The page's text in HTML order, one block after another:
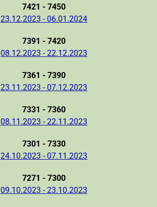
7421 - 7450
23.12.2023 - 06.01.2024
7391 - 7420
08.12.2023 - 22.12.2023
7361 - 7390
23.11.2023 - 07.12.2023
7331 - 7360
08.11.2023 - 22.11.2023
7301 - 7330
24.10.2023 - 07.11.2023
7271 - 7300
09.10.2023 - 23.10.2023